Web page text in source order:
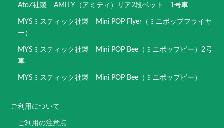
AtoZ社製 AMITY（アミティ）リア2段ベット 1号車
MYSミスティック社製 Mini POP Flyer（ミニポップフライヤ
ー）
MYSミスティック社製 Mini POP Bee（ミニポップビー）2号
車
MYSミスティック社製 Mini POP Bee（ミニポップビー）
ご利用について
ご利用の注意点